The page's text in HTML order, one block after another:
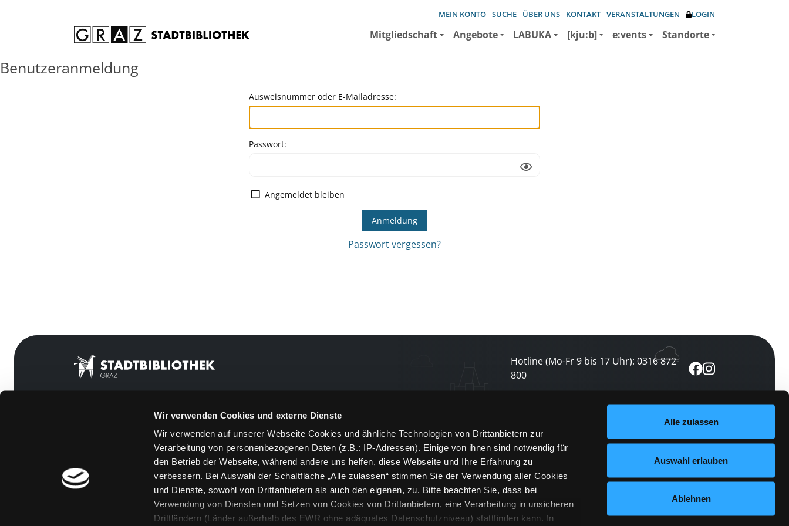
Wir verwenden Cookies und externe Dienste
Wir verwenden auf unserer Webseite Cookies und ähnliche Technologien von Drittanbietern zur
Verarbeitung von personenbezogenen Daten (z.B.: IP-Adressen). Einige von ihnen sind notwendig für
den Betrieb der Webseite, während andere uns helfen, diese Webseite und Ihre Erfahrung zu
verbessern. Bei Auswahl der Schaltfläche „Alle zulassen“ stimmen Sie der Verwendung aller Cookies
und Dienste, sowohl von Drittanbietern als auch den eigenen, zu. Bitte beachten Sie, dass bei
Verwendung von Diensten und Setzen von Cookies von Drittanbietern, eine Verarbeitung in unsicheren
Drittländern (Länder außerhalb des EWR ohne adäquates Datenschutzniveau) stattfinden kann. In
Alle zulassen
Auswahl erlauben
Ablehnen
MEIN KONTO SUCHE ÜBER UNS KONTAKT VERANSTALTUNGEN LOGIN
Mitgliedschaft Angebote LABUKA [kju:b] e:vents Standorte
Benutzeranmeldung
Ausweisnummer oder E-Mailadresse:
Passwort:
Angemeldet bleiben
Passwort vergessen?
Hotline (Mo-Fr 9 bis 17 Uhr): 0316 872-
800
[kju:b]
Feedback
Kontakt
Über uns
Jobs
Medienwunsch
FAQs
Newsletter abonnieren
und keine Veranstaltung verpassen
jetzt abonnieren